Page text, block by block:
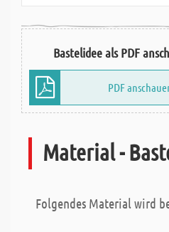
Bastelidee als PDF
PDF
Material -
Folgendes Material wird